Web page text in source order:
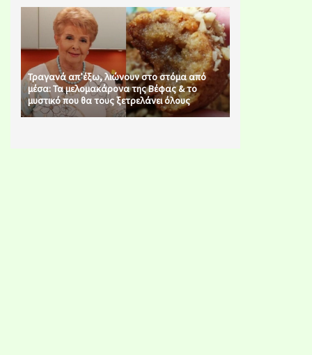
Τραγανά απ’έξω, λιώνουν στο στόμα από
μέσα: Τα μελομακάρονα της Βέφας & το
μυστικό που θα τους ξετρελάνει όλους